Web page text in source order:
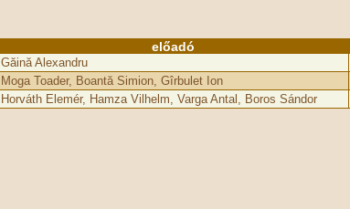
előadó
Găină Alexandru
Moga Toader, Boantă Simion, Gîrbulet Ion
Horváth Elemér, Hamza Vilhelm, Varga Antal, Boros Sándor